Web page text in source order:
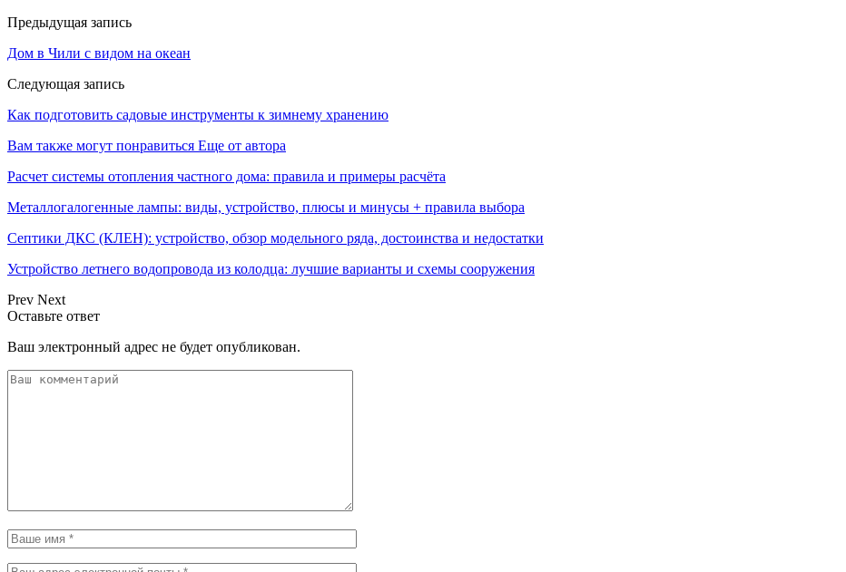
Предыдущая запись
Дом в Чили с видом на океан
Следующая запись
Как подготовить садовые инструменты к зимнему хранению
Вам также могут понравиться Еще от автора
Расчет системы отопления частного дома: правила и примеры расчёта
Металлогалогенные лампы: виды, устройство, плюсы и минусы + правила выбора
Септики ДКС (КЛЕН): устройство, обзор модельного ряда, достоинства и недостатки
Устройство летнего водопровода из колодца: лучшие варианты и схемы сооружения
Prev Next
Оставьте ответ
Ваш электронный адрес не будет опубликован.